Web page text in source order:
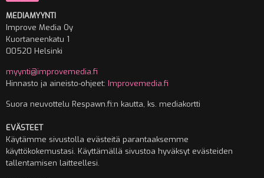
MEDIAMYYNTI
Improve Media Oy
Kuortaneenkatu 1
00520 Helsinki
myynti@improvemedia.fi
Hinnasto ja aineisto-ohjeet: Improvemedia.fi
Suora neuvottelu Respawn.fi:n kautta, ks. mediakortti
EVÄSTEET
Käytämme sivustolla evästeitä parantaaksemme
käyttökokemustasi. Käyttämällä sivustoa hyväksyt evästeiden
tallentamisen laitteellesi.